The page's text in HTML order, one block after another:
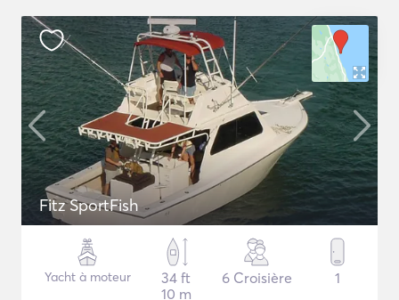
Fitz SportFish
Yacht à moteur
34 ft
10 m
6 Croisière 1